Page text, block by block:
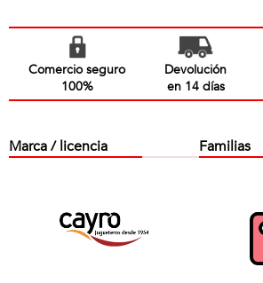
Comercio seguro
100%
Devolución
en 14 días
Marca / licencia Familias